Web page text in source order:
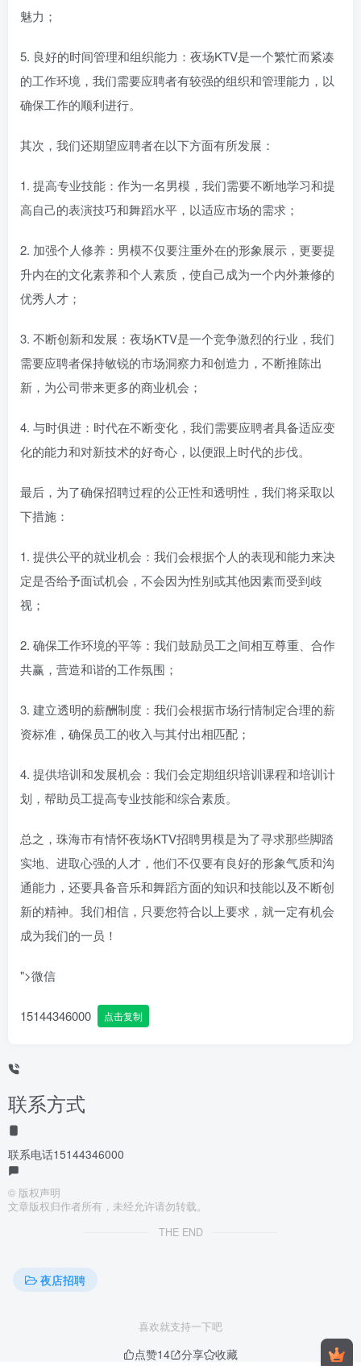
魅力；
5. 良好的时间管理和组织能力：夜场KTV是一个繁忙而紧凑
的工作环境，我们需要应聘者有较强的组织和管理能力，以
确保工作的顺利进行。
其次，我们还期望应聘者在以下方面有所发展：
1. 提高专业技能：作为一名男模，我们需要不断地学习和提
高自己的表演技巧和舞蹈水平，以适应市场的需求；
2. 加强个人修养：男模不仅要注重外在的形象展示，更要提
升内在的文化素养和个人素质，使自己成为一个内外兼修的
优秀人才；
3. 不断创新和发展：夜场KTV是一个竞争激烈的行业，我们
需要应聘者保持敏锐的市场洞察力和创造力，不断推陈出
新，为公司带来更多的商业机会；
4. 与时俱进：时代在不断变化，我们需要应聘者具备适应变
化的能力和对新技术的好奇心，以便跟上时代的步伐。
最后，为了确保招聘过程的公正性和透明性，我们将采取以
下措施：
1. 提供公平的就业机会：我们会根据个人的表现和能力来决
定是否给予面试机会，不会因为性别或其他因素而受到歧
视；
2. 确保工作环境的平等：我们鼓励员工之间相互尊重、合作
共赢，营造和谐的工作氛围；
3. 建立透明的薪酬制度：我们会根据市场行情制定合理的薪
资标准，确保员工的收入与其付出相匹配；
4. 提供培训和发展机会：我们会定期组织培训课程和培训计
划，帮助员工提高专业技能和综合素质。
总之，珠海市有情怀夜场KTV招聘男模是为了寻求那些脚踏
实地、进取心强的人才，他们不仅要有良好的形象气质和沟
通能力，还要具备音乐和舞蹈方面的知识和技能以及不断创
新的精神。我们相信，只要您符合以上要求，就一定有机会
成为我们的一员！
">微信
15144346000 点击复制
联系方式
联系电话15144346000
© 版权声明
文章版权归作者所有，未经允许请勿转载。
THE END
夜店招聘
喜欢就支持一下吧
点赞14 分享 收藏